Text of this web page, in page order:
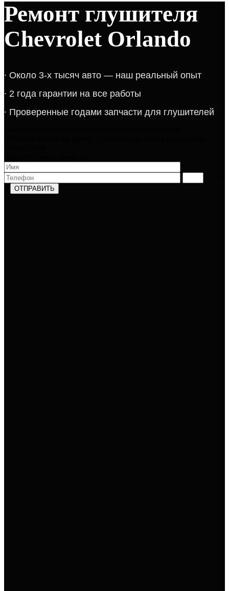
Ремонт глушителя
Chevrolet Orlando
​∙​ ​Около 3-х тысяч авто — наш реальный опыт​​​​​​
∙​ 2 года гарантии на все работы​​​
∙​ Проверенные годами запчасти для глушителей​